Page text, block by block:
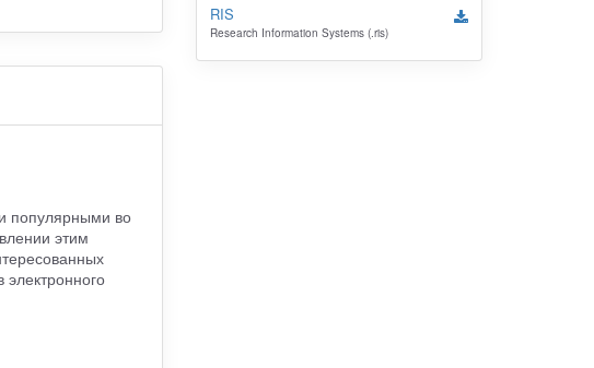
популярными во
этим
RIS
Research Information Systems (.ris)